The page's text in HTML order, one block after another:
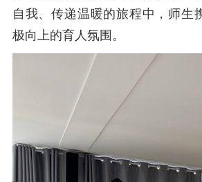
自我、传递温暖的旅程中，师生
极向上的育人氛围。